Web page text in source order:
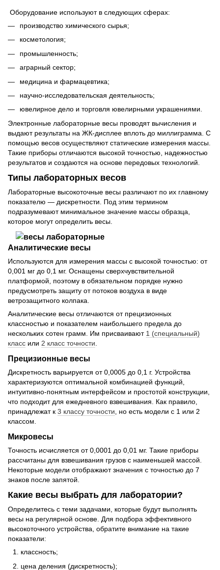
Оборудование используют в следующих сферах:
производство химического сырья;
косметология;
промышленность;
аграрный сектор;
медицина и фармацевтика;
научно-исследовательская деятельность;
ювелирное дело и торговля ювелирными украшениями.
Электронные лабораторные весы проводят вычисления и
выдают результаты на ЖК-дисплее вплоть до миллиграмма. С
помощью весов осуществляют статические измерения массы.
Такие приборы отличаются высокой точностью, надежностью
результатов и создаются на основе передовых технологий.
Типы лабораторных весов
Лабораторные высокоточные весы различают по их главному
показателю — дискретности. Под этим термином
подразумевают минимальное значение массы образца,
которое могут определить весы.
Аналитические весы
Используются для измерения массы с высокой точностью: от
0,001 мг до 0,1 мг. Оснащены сверхчувствительной
платформой, поэтому в обязательном порядке нужно
предусмотреть защиту от потоков воздуха в виде
ветрозащитного колпака.
Аналитические весы отличаются от прецизионных
классностью и показателем наибольшего предела до
нескольких сотен грамм. Им присваивают 1 (специальный)
класс или 2 класс точности
Прецизионные весы
Дискретность варьируется от 0,0005 до 0,1 г. Устройства
характеризуются оптимальной комбинацией функций,
интуитивно-понятным интерфейсом и простотой конструкции,
что подходит для ежедневного взвешивания. Как правило,
принадлежат к 3 классу точности , но есть модели с 1 или 2
классом.
Микровесы
Точность исчисляется от 0,0001 до 0,01 мг. Такие приборы
рассчитаны для взвешивания грузов с наименьшей массой.
Некоторые модели отображают значения с точностью до 7
знаков после запятой.
Какие весы выбрать для лаборатории?
Определитесь с теми задачами, которые будут выполнять
весы на регулярной основе. Для подбора эффективного
высокоточного устройства, обратите внимание на такие
показатели:
классность;
цена деления (дискретность);